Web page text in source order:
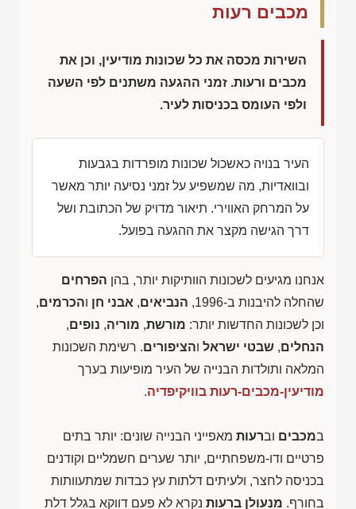
מכבים רעות
השירות מכסה את כל שכונות מודיעין, וכן את
מכבים ורעות. זמני ההגעה משתנים לפי השעה
ולפי העומס בכניסות לעיר.
העיר בנויה כאשכול שכונות מופרדות בגבעות
ובוואדיות, מה שמשפיע על זמני נסיעה יותר מאשר
על המרחק האווירי. תיאור מדויק של הכתובת ושל
דרך הגישה מקצר את ההגעה בפועל.
אנחנו מגיעים לשכונות הוותיקות יותר, בהן הפרחים
שהחלה להיבנות ב-1996,
הנביאים, אבני חן והכרמים,
וכן לשכונות החדשות יותר: מורשת, מוריה, נופים,
הנחלים, שבטי ישראל והציפורים. רשימת השכונות
המלאה ותולדות הבנייה של העיר מופיעות בערך
מודיעין-מכבים-רעות בוויקיפדיה.
במכבים וברעות מאפייני הבנייה שונים: יותר בתים
פרטיים ודו-משפחתיים, יותר שערים חשמליים וקודנים
בכניסה לחצר, ולעיתים דלתות עץ כבדות שמתעוותות
בחורף. מנעולן ברעות נקרא לא פעם דווקא בגלל דלת